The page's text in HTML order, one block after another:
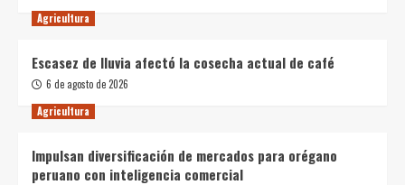
Agricultura
Escasez de lluvia afectó la cosecha actual de café
6 de agosto de 2026
Agricultura
Impulsan diversificación de mercados para orégano
peruano con inteligencia comercial